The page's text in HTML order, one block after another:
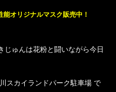
オリジナルマスク販売中！
ゅんは花粉と闘いながら今日
スカイランドパーク駐車場 で